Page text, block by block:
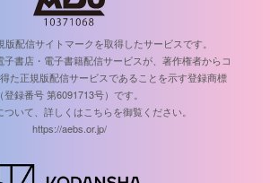
配信サイトマークを取得したサービスです。
書店・電子書籍配信サービスが、著作権者からコ
た正規版配信サービスであることを示す登録商標
（登録番号 第6091713号）です。
いて、詳しくはこちらを御覧ください。
https://aebs.or.jp/